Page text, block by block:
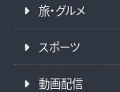
旅・グルメ
スポーツ
動画配信